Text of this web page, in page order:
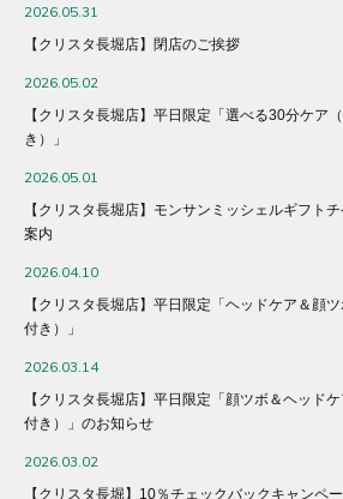
2026.05.31
【クリスタ長堀店】閉店のご挨拶
2026.05.02
【クリスタ長堀店】平日限定「選べる30分ケア
き）」
2026.05.01
【クリスタ長堀店】モンサンミッシェルギフト
案内
2026.04.10
【クリスタ長堀店】平日限定「ヘッドケア＆顔
付き）」
2026.03.14
【クリスタ長堀店】平日限定「顔ツボ＆ヘッド
付き）」のお知らせ
2026.03.02
【クリスタ長堀】10％チェックバックキャンペ